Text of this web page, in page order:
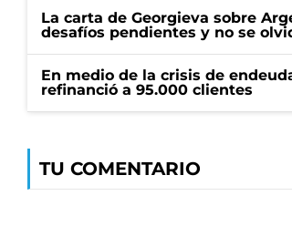
La carta de Georgieva sobre
desafíos pendientes y no se
En medio de la crisis de
refinanció a 95.000 clientes
TU COMENTARIO